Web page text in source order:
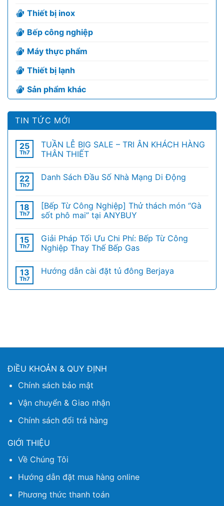
Thiết bị inox
Bếp công nghiệp
Máy thực phẩm
Thiết bị lạnh
Sản phẩm khác
TIN TỨC MỚI
25
Th7
TUẦN LỄ BIG SALE – TRI ÂN KHÁCH HÀNG
THÂN THIẾT
22
Th7
Danh Sách Đầu Số Nhà Mạng Di Động
18
Th7
[Bếp Từ Công Nghiệp] Thử thách món “Gà
sốt phô mai” tại ANYBUY
15
Th7
Giải Pháp Tối Ưu Chi Phí: Bếp Từ Công
Nghiệp Thay Thế Bếp Gas
13
Th7
Hướng dẫn cài đặt tủ đông Berjaya
ĐIỀU KHOẢN & QUY ĐỊNH
Chính sách bảo mật
Vận chuyển & Giao nhận
Chính sách đổi trả hàng
GIỚI THIỆU
Về Chúng Tôi
Hướng dẫn đặt mua hàng online
Phương thức thanh toán